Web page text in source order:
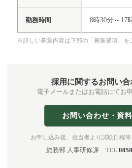
勤務時間 8時30分～17
※詳しい募集内容は下部の「募集要項」を
採用に関するお問い
電子メールまたはお電話にてお
お問い合わせ・資
お申し込み後、担当者より試験日程等
総務部 人事研修課 TEL